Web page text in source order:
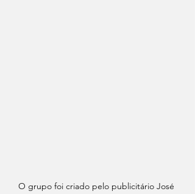
O grupo foi criado pelo publicitário José